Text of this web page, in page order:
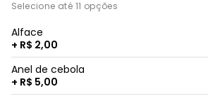
Selecione até 11 opções
Alface
+ R$ 2,00
Anel de cebola
+ R$ 5,00